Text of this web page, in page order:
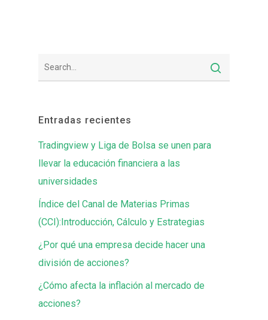
Entradas recientes
Tradingview y Liga de Bolsa se unen para
llevar la educación financiera a las
universidades
Índice del Canal de Materias Primas
(CCI):Introducción, Cálculo y Estrategias
¿Por qué una empresa decide hacer una
división de acciones?
¿Cómo afecta la inflación al mercado de
acciones?